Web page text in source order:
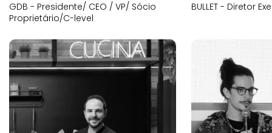
GDB - Presidente/ CEO / VP/ Sócio
Proprietário/C-level
BULLET - Diretor